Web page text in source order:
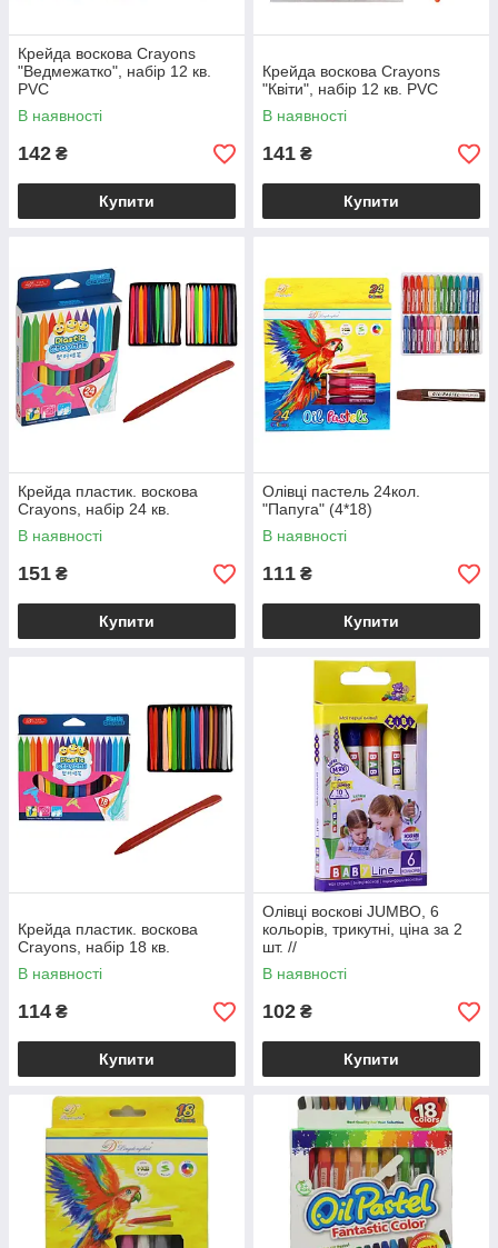
Крейда воскова Crayons
"Ведмежатко", набір 12 кв.
PVC
В наявності
142 ₴
Купити
Крейда воскова Crayons
"Квіти", набір 12 кв. PVC
В наявності
141 ₴
Купити
Крейда пластик. воскова
Crayons, набір 24 кв.
В наявності
151 ₴
Купити
Олівці пастель 24кол.
"Папуга" (4*18)
В наявності
111 ₴
Купити
Крейда пластик. воскова
Crayons, набір 18 кв.
В наявності
114 ₴
Купити
Олівці воскові JUMBO, 6
кольорів, трикутні, ціна за 2
шт. //
В наявності
102 ₴
Купити